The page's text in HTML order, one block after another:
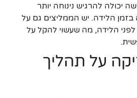
יכולה להרגיש נינוחה יותר
הלידה. יש הממליצים גם על
הלידה, מה שעשוי להקל על
על תהליך